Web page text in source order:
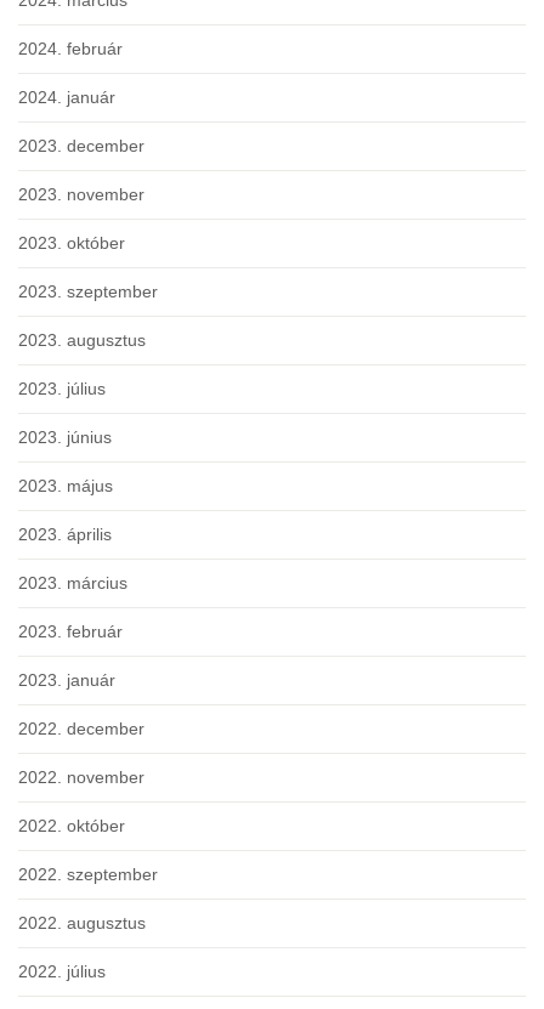
2024. február
2024. január
2023. december
2023. november
2023. október
2023. szeptember
2023. augusztus
2023. július
2023. június
2023. május
2023. április
2023. március
2023. február
2023. január
2022. december
2022. november
2022. október
2022. szeptember
2022. augusztus
2022. július